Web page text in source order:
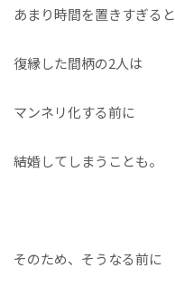
あまり時間を置きすぎると
復縁した間柄の2人は
マンネリ化する前に
結婚してしまうことも。
そのため、そうなる前に